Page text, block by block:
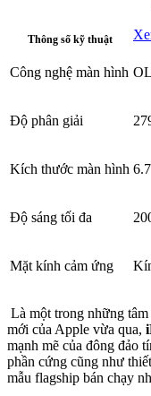
Thông số kỹ thuật
Công nghệ màn hình
Độ phân giải
Kích thước màn hình
Độ sáng tối đa
Mặt kính cảm ứng
Là một trong những
mới của Apple vừa qua,
mạnh mẽ của đông đảo
phần cứng cũng như
mẫu flagship bán chạy